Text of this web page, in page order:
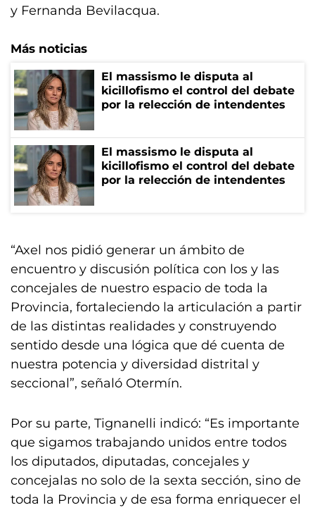
y Fernanda Bevilacqua.
Más noticias
El massismo le disputa al
kicillofismo el control del debate
por la relección de intendentes
El massismo le disputa al
kicillofismo el control del debate
por la relección de intendentes
“Axel nos pidió generar un ámbito de
encuentro y discusión política con los y las
concejales de nuestro espacio de toda la
Provincia, fortaleciendo la articulación a partir
de las distintas realidades y construyendo
sentido desde una lógica que dé cuenta de
nuestra potencia y diversidad distrital y
seccional”, señaló Otermín.
Por su parte, Tignanelli indicó: “Es importante
que sigamos trabajando unidos entre todos
los diputados, diputadas, concejales y
concejalas no solo de la sexta sección, sino de
toda la Provincia y de esa forma enriquecer el